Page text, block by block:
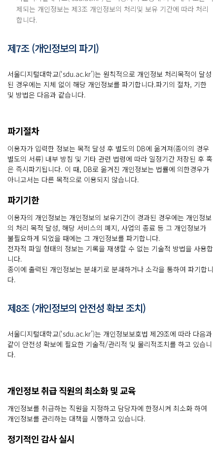
제되는 개인정보는 제3조 개인정보의 처리및 보유 기간에 따라 처리
합니다.
제7조 (개인정보의 파기)
서울디지털대학교(‘sdu.ac.kr’)는 원칙적으로 개인정보 처리목적이 달성
된 경우에는 지체 없이 해당 개인정보를 파기합니다.파기의 절차, 기한
및 방법은 다음과 같습니다.
파기절차
이용자가 입력한 정보는 목적 달성 후 별도의 DB에 옮겨져(종이의 경우
별도의 서류) 내부 방침 및 기타 관련 법령에 따라 일정기간 저장된 후 혹
은 즉시파기됩니다. 이 때, DB로 옮겨진 개인정보는 법률에 의한경우가
아니고서는 다른 목적으로 이용되지 않습니다.
파기기한
이용자의 개인정보는 개인정보의 보유기간이 경과된 경우에는 개인정보
의 처리 목적 달성, 해당 서비스의 폐지, 사업의 종료 등 그 개인정보가
불필요하게 되었을 때에는 그 개인정보를 파기합니다.
전자적 파일 형태의 정보는 기록을 재생할 수 없는 기술적 방법을 사용합
니다.
종이에 출력된 개인정보는 분쇄기로 분쇄하거나 소각을 통하여 파기합니
다.
제8조 (개인정보의 안전성 확보 조치)
서울디지털대학교(‘sdu.ac.kr’)는 개인정보보호법 제29조에 따라 다음과
같이 안전성 확보에 필요한 기술적/관리적 및 물리적조치를 하고 있습니
다.
개인정보 취급 직원의 최소화 및 교육
개인정보를 취급하는 직원을 지정하고 담당자에 한정시켜 최소화 하여
개인정보를 관리하는 대책을 시행하고 있습니다.
정기적인 감사 실시